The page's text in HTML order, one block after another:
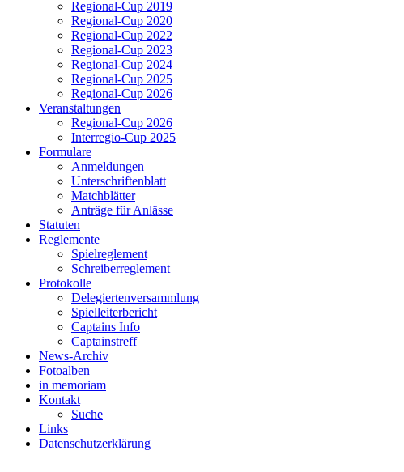
Regional-Cup 2019
Regional-Cup 2020
Regional-Cup 2022
Regional-Cup 2023
Regional-Cup 2024
Regional-Cup 2025
Regional-Cup 2026
Veranstaltungen
Regional-Cup 2026
Interregio-Cup 2025
Formulare
Anmeldungen
Unterschriftenblatt
Matchblätter
Anträge für Anlässe
Statuten
Reglemente
Spielreglement
Schreiberreglement
Protokolle
Delegiertenversammlung
Spielleiterbericht
Captains Info
Captainstreff
News-Archiv
Fotoalben
in memoriam
Kontakt
Suche
Links
Datenschutzerklärung